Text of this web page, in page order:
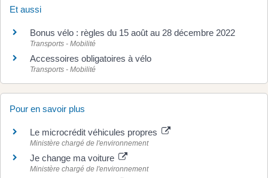
Et aussi
Bonus vélo : règles du 15 août au 28 décembre 2022
Transports - Mobilité
Accessoires obligatoires à vélo
Transports - Mobilité
Pour en savoir plus
Le microcrédit véhicules propres
Ministère chargé de l'environnement
Je change ma voiture
Ministère chargé de l'environnement